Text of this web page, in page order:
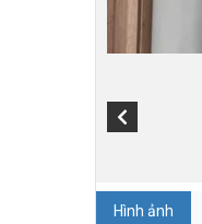
Hình ảnh